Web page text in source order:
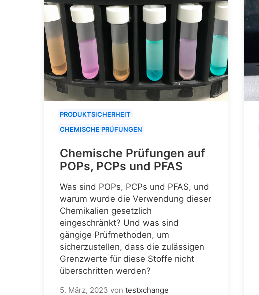
PRODUKTSICHERHEIT
CHEMISCHE PRÜFUNGEN
Chemische Prüfungen auf
POPs, PCPs und PFAS
Was sind POPs, PCPs und PFAS, und
warum wurde die Verwendung dieser
Chemikalien gesetzlich
eingeschränkt? Und was sind
gängige Prüfmethoden, um
sicherzustellen, dass die zulässigen
Grenzwerte für diese Stoffe nicht
überschritten werden?
5. März, 2023 von testxchange